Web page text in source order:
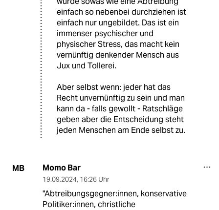
drin ist, ist es Teil der Frau und damit
in ihrer Entscheidung.
Eine Einwand wie "zu faul um zu
Verhüten" kann nur von einen Mann
kommen. Es gibt Kondome und das
auch nicht unbedingt sicherste)
Methode zu verhüten also wer war da
faul oder pingelig?
Einen Menschen zu unterstellen er
immenser psychischer und
physischer Stress, das macht kein
vernünftig denkender Mensch aus
Jux und Tollerei.